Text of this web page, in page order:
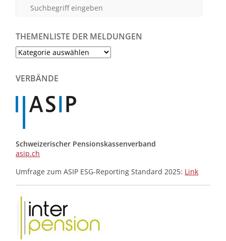
THEMENLISTE DER MELDUNGEN
Themenliste
Meldungen
VERBÄNDE
Schweizerischer Pensionskassenverband
asip.ch
Umfrage zum ASIP ESG-Reporting Standard 2025: Link